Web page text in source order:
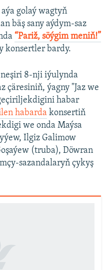
golaý wagtyň
bäş sany aýdym-saz
“Pariž, söýgim meniň!”
konsertler bardy.
8-nji iýulynda
çäresiniň, ýagny "Jaz we
habar
habarda konsertiň
we onda Maýsa
Ilgiz Galimow
(truba), Döwran
sazandalaryň çykyş